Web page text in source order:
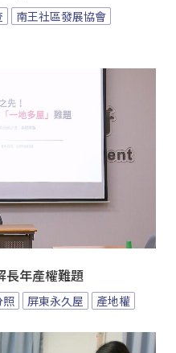
南王社區發展協會
長年產權難題
照 屏東永久屋 產地權